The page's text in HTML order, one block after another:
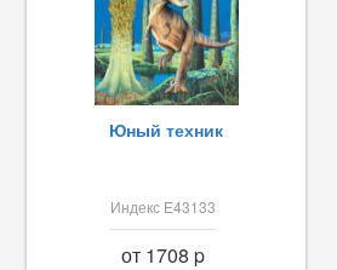
Юный техник
Индекс Е43133
от 1708 p